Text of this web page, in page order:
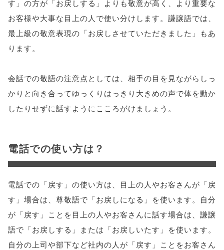
す」の方が「お戻しする」よりも敬意が高く、より重要な
お客様や大事な目上の人で使い分けします。謙譲語では、
最上級の敬意表現の「お戻しさせていただきました」もあ
ります。
会話での敬語の注意点としては、相手の目を見ながらしっ
かりと向き合ってゆっくりはっきり大きめの声で体を動か
したりせずに話すようにこころがけましょう。
電話での使い方は？
電話での「戻す」の使い方は、目上の人やお客さんが「戻
す」場合は、尊敬語で「お戻しになる」を使います。自分
が「戻す」ことを目上の人やお客さんに話す場合は、謙譲
語で「お戻しする」または「お戻しいたす」を使います。
自分の上司や部下など社内の人が「戻す」ことをお客さん